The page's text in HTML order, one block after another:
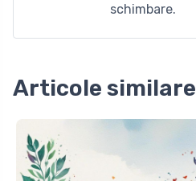
schimbare.
Articole similare